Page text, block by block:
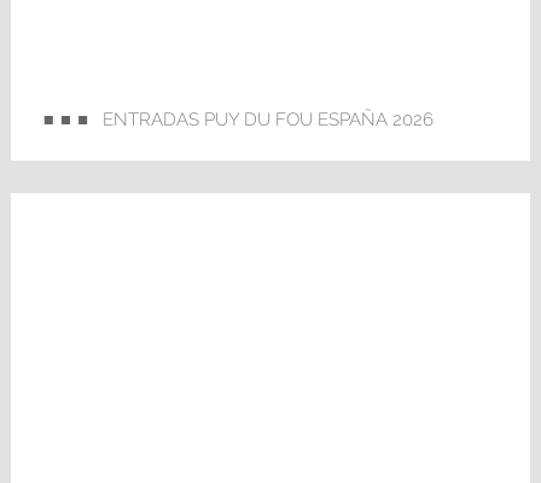
ENTRADAS PUY DU FOU ESPAÑA 2026